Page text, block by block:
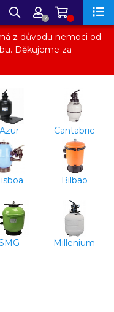
?
z důvodu nemoci od
Děkujeme za
Azur Cantabric
Bilbao
Millenium